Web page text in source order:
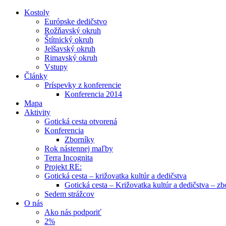
Kostoly
Európske dedičstvo
Rožňavský okruh
Štítnický okruh
Jelšavský okruh
Rimavský okruh
Vstupy
Články
Príspevky z konferencie
Konferencia 2014
Mapa
Aktivity
Gotická cesta otvorená
Konferencia
Zborníky
Rok nástennej maľby
Terra Incognita
Projekt RE:
Gotická cesta – križovatka kultúr a dedičstva
Gotická cesta – Križovatka kultúr a dedičstva –
Sedem strážcov
O nás
Ako nás podporiť
2%